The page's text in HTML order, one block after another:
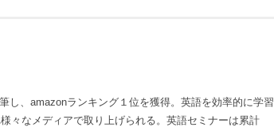
し、amazonランキング１位を獲得。英語を効率的に学習
々なメディアで取り上げられる。英語セミナーは累計